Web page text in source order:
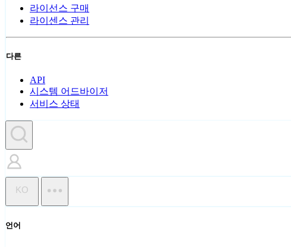
라이선스 구매
라이센스 관리
다른
API
시스템 어드바이저
서비스 상태
KO
언어